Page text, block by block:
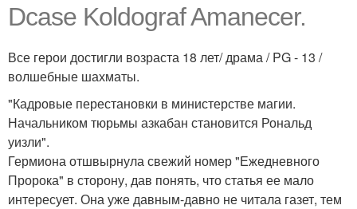
Dcase Koldograf Amanecer.
Все герои достигли возраста 18 лет/ драма / PG - 13 /
волшебные шахматы.
"Кадровые перестановки в министерстве магии.
Начальником тюрьмы азкабан становится Рональд
уизли".
Гермиона отшвырнула свежий номер "Ежедневного
Пророка" в сторону, дав понять, что статья ее мало
интересует. Она уже давным-давно не читала газет, тем